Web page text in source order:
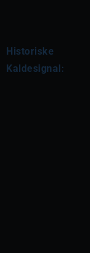
Historiske
Kaldesignal: